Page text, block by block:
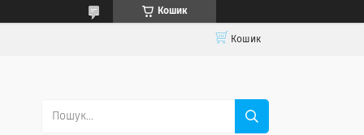
Кошик
Кошик